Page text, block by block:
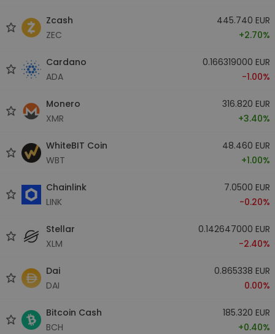
Zcash
ZEC
445.740 EUR
+2.70%
Cardano
ADA
0.166319000 EUR
-1.00%
Monero
XMR
316.820 EUR
+3.40%
WhiteBIT Coin
WBT
48.460 EUR
+1.00%
Chainlink
LINK
7.0500 EUR
-0.20%
Stellar
XLM
0.142647000 EUR
-2.40%
Dai
DAI
0.865338 EUR
0.00%
Bitcoin Cash
BCH
185.320 EUR
+0.40%